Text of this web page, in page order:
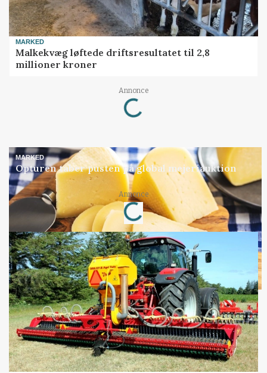
MARKED
Malkekvæg løftede driftsresultatet til 2,8
millioner kroner
Annonce
Loading...
MARKED
Opturen taber pusten på global mejeriauktion
Annonce
Loading...